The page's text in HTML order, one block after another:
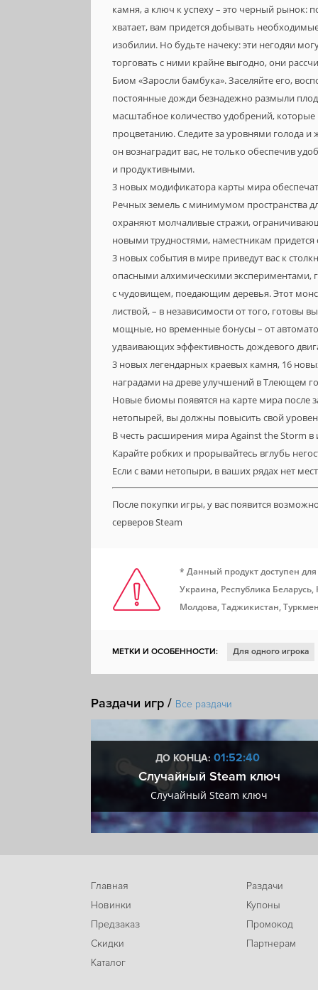
камня, а ключ к успеху – это черный рынок:
хватает, вам придется добывать
изобилии. Но будьте начеку: эти негодяи
торговать с ними крайне выгодно, они
Биом «Заросли бамбука». Заселяйте его,
постоянные дожди безнадежно размыли
масштабное количество удобрений, которые
процветанию. Следите за уровнями голода
он вознаградит вас, не только обеспечив
и продуктивными.
3 новых модификатора карты мира
Речных земель с минимумом пространства
охраняют молчаливые стражи,
новыми трудностями, наместникам
3 новых события в мире приведут вас к
опасными алхимическими экспериментами,
с чудовищем, поедающим деревья. Этот
листвой, – в независимости от того, готовы
мощные, но временные бонусы – от
удваивающих эффективность дождевого
3 новых легендарных краевых камня, 16
наградами на древе улучшений в Тлеющем
Новые биомы появятся на карте мира после
нетопырей, вы должны повысить свой
В честь расширения мира Against the Storm в
Карайте робких и прорывайтесь вглубь
Если с вами нетопыри, в ваших рядах нет
После покупки игры, у вас появится
серверов Steam
* Данный продукт доступен
Украина, Республика
Молдова, Таджикистан,
МЕТКИ И ОСОБЕННОСТИ: Для одного игрока
Стратегия в реальном времени
Градостроение
Steam Cloud
Раздачи игр / Все раздачи
ДО КОНЦА: 01:52:39
Случайный Steam ключ
Случайный Steam ключ
Главная
Новинки
Предзаказ
Скидки
Каталог
Раздачи
Купоны
Промокод
Партнерам